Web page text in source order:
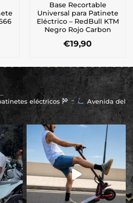
Base Recortable
Universal para Patinete
Eléctrico – RedBull KTM
Negro Rojo Carbon
€19,90
eléctricos
Avenida del